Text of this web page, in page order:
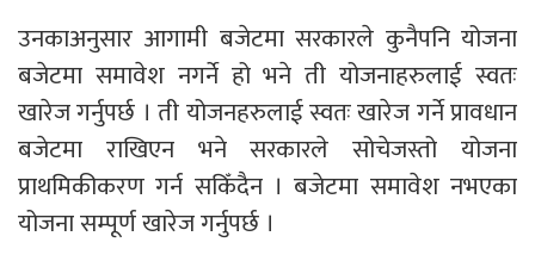
उनकाअनुसार आगामी बजेटमा सरकारले कुनैपनि योजना
बजेटमा समावेश नगर्ने हो भने ती योजनाहरुलाई स्वतः
खारेज गर्नुपर्छ । ती योजनहरुलाई स्वतः खारेज गर्ने प्रावधान
बजेटमा राखिएन भने सरकारले सोचेजस्तो योजना
प्राथमिकीकरण गर्न सकिँदैन । बजेटमा समावेश नभएका
योजना सम्पूर्ण खारेज गर्नुपर्छ ।